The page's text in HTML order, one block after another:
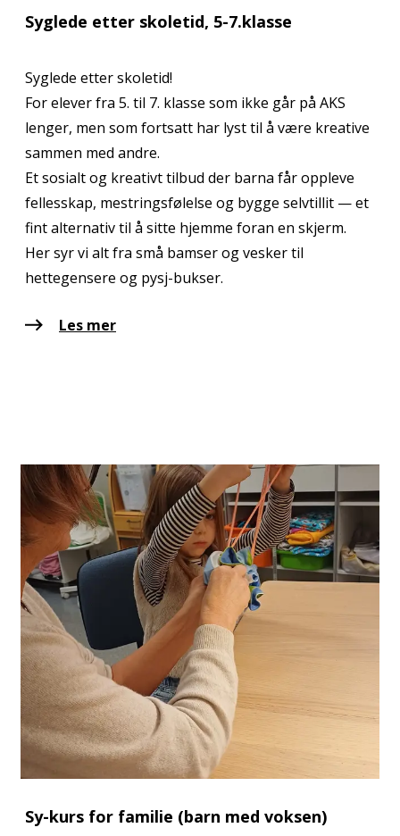
Syglede etter skoletid, 5-7.klasse
Syglede etter skoletid!
For elever fra 5. til 7. klasse som ikke går på AKS
lenger, men som fortsatt har lyst til å være kreative
sammen med andre.
Et sosialt og kreativt tilbud der barna får oppleve
fellesskap, mestringsfølelse og bygge selvtillit — et
fint alternativ til å sitte hjemme foran en skjerm.
Her syr vi alt fra små bamser og vesker til
hettegensere og pysj-bukser.
Les mer
Sy-kurs for familie (barn med voksen)